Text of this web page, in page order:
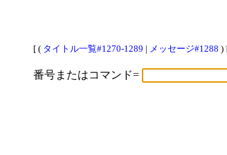
[ ( タイトル一覧#1270-1289 | メッセージ#1288 )
番号またはコマンド=